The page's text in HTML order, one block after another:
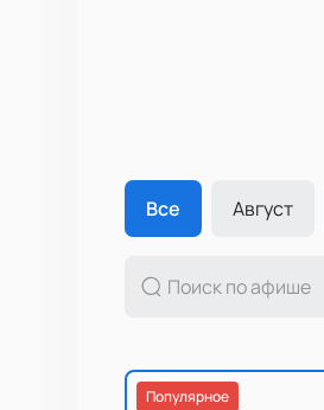
Все Август
Популярное